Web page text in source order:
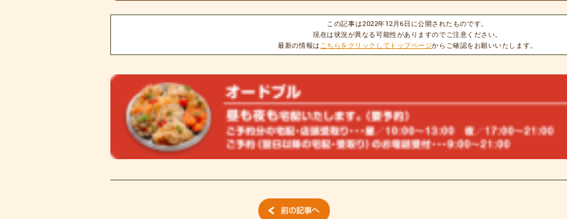
この記事は2022年12月6日に公開されたものです。
現在は状況が異なる可能性がありますのでご注意ください。
最新の情報は こちらをクリックしてトップページからご確認をお願いいたします。